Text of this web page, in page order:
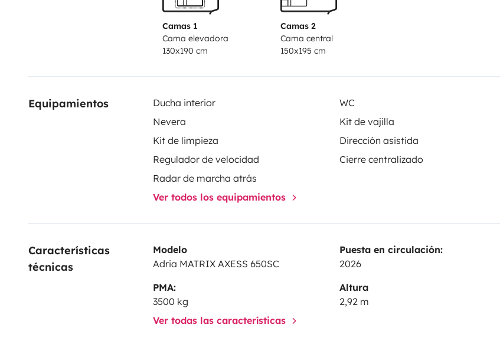
Camas 1
Cama elevadora
130x190 cm
Camas 2
Cama central
150x195 cm
Equipamientos Ducha interior
WC
Nevera
Kit de vajilla
Kit de limpieza
Dirección asistida
Regulador de velocidad
Cierre centralizado
Radar de marcha atrás
Ver todos los equipamientos
Características
técnicas
Modelo
Adria MATRIX AXESS 650SC
Puesta en circulación:
2026
PMA:
3500 kg
Altura
2,92 m
Ver todas las características